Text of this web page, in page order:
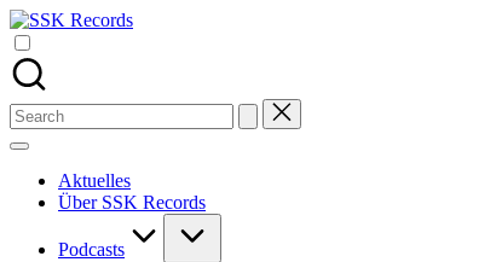
Skip
to
content
SSK
Alle
Podcasts
von
Stefan
Seefeldt
an
Search
for:
Aktuelles
Über SSK Records
Podcasts